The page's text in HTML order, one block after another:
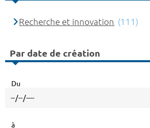
Recherche et innovation (111)
Par date de création
Du
à